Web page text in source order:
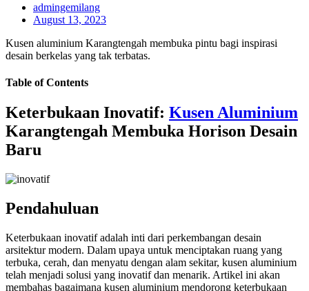
admingemilang
August 13, 2023
Kusen aluminium Karangtengah membuka pintu bagi inspirasi
desain berkelas yang tak terbatas.
Table of Contents
Keterbukaan Inovatif: Kusen Aluminium
Karangtengah Membuka Horison Desain
Baru
Pendahuluan
Keterbukaan inovatif adalah inti dari perkembangan desain
arsitektur modern. Dalam upaya untuk menciptakan ruang yang
terbuka, cerah, dan menyatu dengan alam sekitar, kusen aluminium
telah menjadi solusi yang inovatif dan menarik. Artikel ini akan
membahas bagaimana kusen aluminium mendorong keterbukaan